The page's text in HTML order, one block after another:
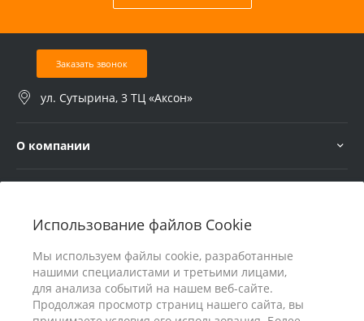
Использование файлов Cookie
Мы используем файлы cookie, разработанные
нашими специалистами и третьими лицами,
для анализа событий на нашем веб-сайте.
Продолжая просмотр страниц нашего сайта, вы
Заказать звонок
ул. Сутырина, 3 ТЦ «Аксон»
О компании